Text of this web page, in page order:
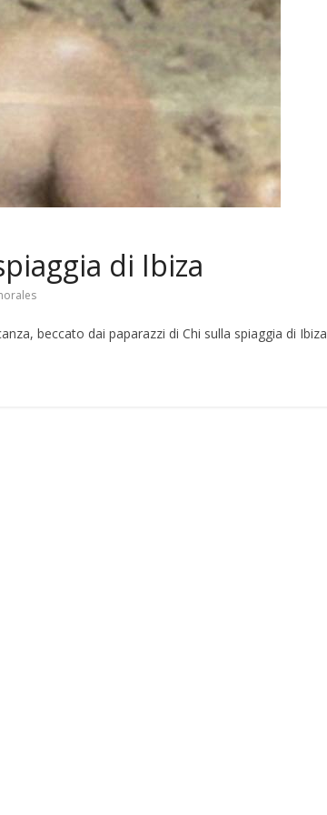
di Ibiza
beccato dai paparazzi di Chi sulla spiaggia di Ibiza